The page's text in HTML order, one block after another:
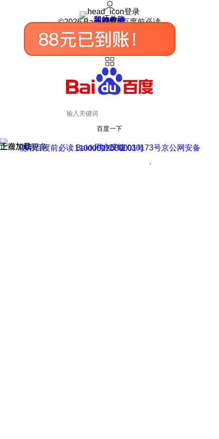
登录
我的关注
我的收藏
皮肤中心
用户反馈
设置
©2026 Baidu 使用百度前必读
百度一下
正在加载
上滑加载更多 用户反馈
使用百度前必读 Baidu 京ICP证030173号
京公网安备11000002000001号